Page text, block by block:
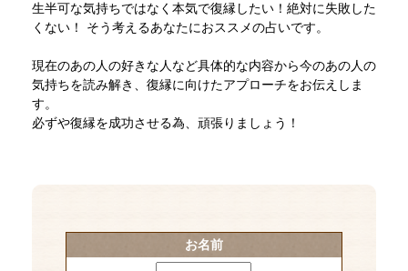
生半可な気持ちではなく本気で復縁したい！絶対に失敗した
くない！ そう考えるあなたにおススメの占いです。
現在のあの人の好きな人など具体的な内容から今のあの人の
気持ちを読み解き、復縁に向けたアプローチをお伝えしま
す。
必ずや復縁を成功させる為、頑張りましょう！
お名前